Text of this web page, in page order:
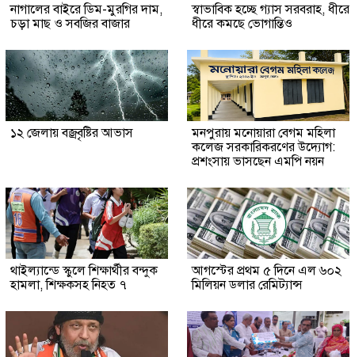
নাগালের বাইরে ডিম-মুরগির দাম,
চড়া মাছ ও সবজির বাজার
স্বাভাবিক হচ্ছে গ্যাস সরবরাহ, ধীরে
ধীরে কমছে ভোগান্তিও
১২ জেলায় বজ্রবৃষ্টির আভাস
মনপুরায় মনোয়ারা বেগম মহিলা
কলেজ সরকারিকরণের উদ্যোগ:
প্রশংসায় ভাসছেন এমপি নয়ন
থাইল্যান্ডে স্কুলে শিক্ষার্থীর বন্দুক
হামলা, শিক্ষকসহ নিহত ৭
আগস্টের প্রথম ৫ দিনে এল ৬০২
মিলিয়ন ডলার রেমিট্যান্স